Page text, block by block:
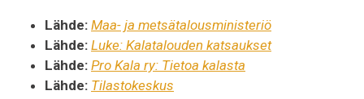
Lähde: Maa- ja metsätalousministeriö
Lähde: Luke: Kalatalouden katsaukset
Lähde: Pro Kala ry: Tietoa kalasta
Lähde: Tilastokeskus